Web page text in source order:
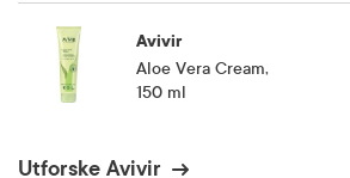
Avivir
Aloe Vera Cream,
150 ml
Utforske Avivir